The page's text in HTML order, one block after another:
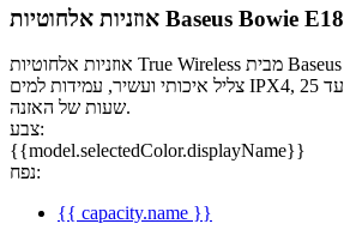
אוזניות אלחוטיות Baseus Bowie E18
אוזניות אלחוטיות True Wireless מבית Baseus דגם Bowie E18, בעלות
צליל איכותי ועשיר, עמידות למים IPX4, שליטה נוחה ומספקות עד 25
שעות של האזנה.
צבע:
{{model.selectedColor.displayName}}
נפח:
{{ capacity.name }}